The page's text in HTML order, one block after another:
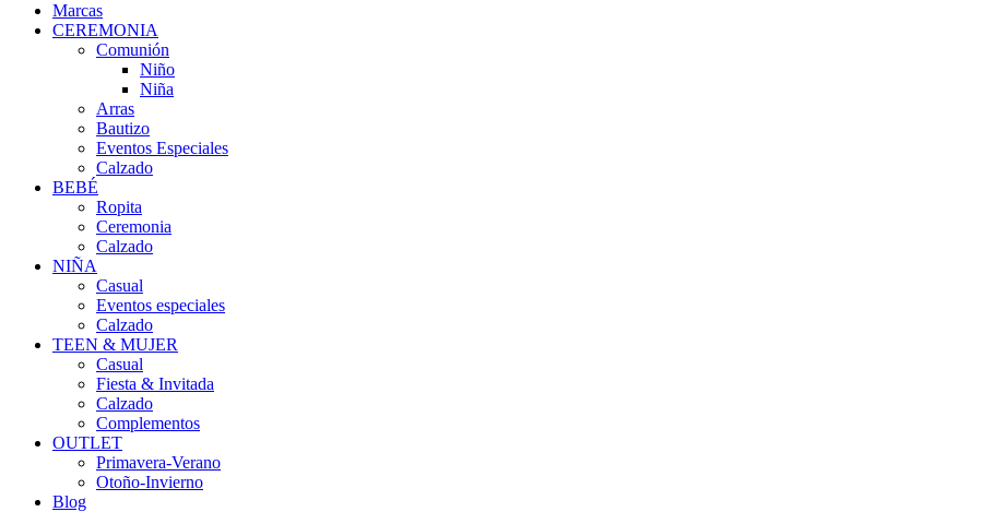
Marcas
CEREMONIA
Comunión
Niño
Niña
Arras
Bautizo
Eventos Especiales
Calzado
BEBÉ
Ropita
Ceremonia
Calzado
NIÑA
Casual
Eventos especiales
Calzado
TEEN & MUJER
Casual
Fiesta & Invitada
Calzado
Complementos
OUTLET
Primavera-Verano
Otoño-Invierno
Blog